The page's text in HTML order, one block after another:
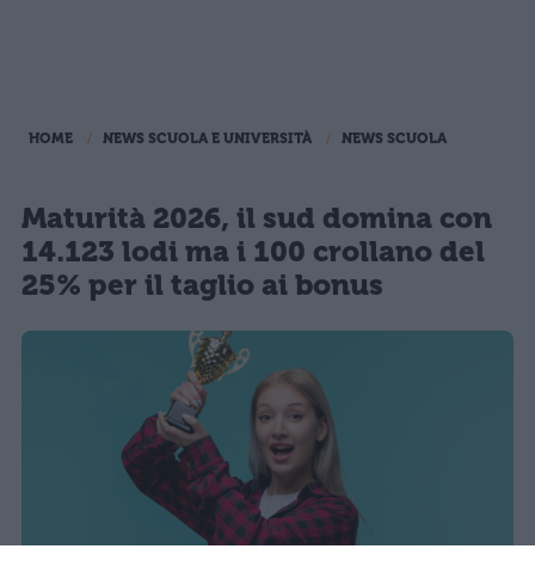
HOME NEWS SCUOLA E UNIVERSITÀ NEWS SCUOLA
Maturità 2026, il sud domina con
14.123 lodi ma i 100 crollano del
25% per il taglio ai bonus